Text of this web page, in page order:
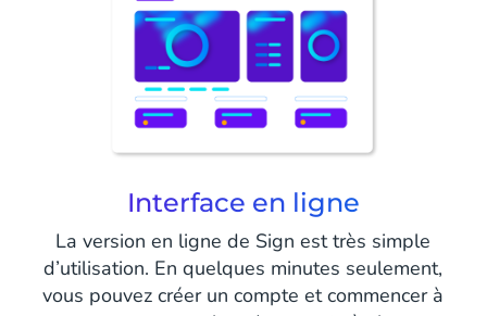
Interface en ligne
La version en ligne de Sign est très simple
d’utilisation. En quelques minutes seulement,
vous pouvez créer un compte et commencer à